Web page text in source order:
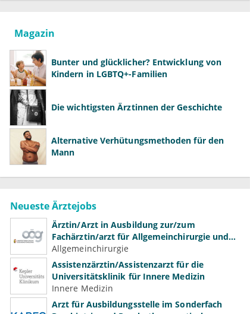
Magazin
Bunter und glücklicher? Entwicklung von
Kindern in LGBTQ+-Familien
Die wichtigsten Ärztinnen der Geschichte
Alternative Verhütungsmethoden für den
Mann
Neueste Ärztejobs
Ärztin/Arzt in Ausbildung zur/zum
Fachärztin/arzt für Allgemeinchirurgie und
Gefäßchirurgie
Allgemeinchirurgie
Assistenzärztin/Assistenzarzt für die
Universitätsklinik für Innere Medizin
Innere Medizin
Arzt für Ausbildungsstelle im Sonderfach